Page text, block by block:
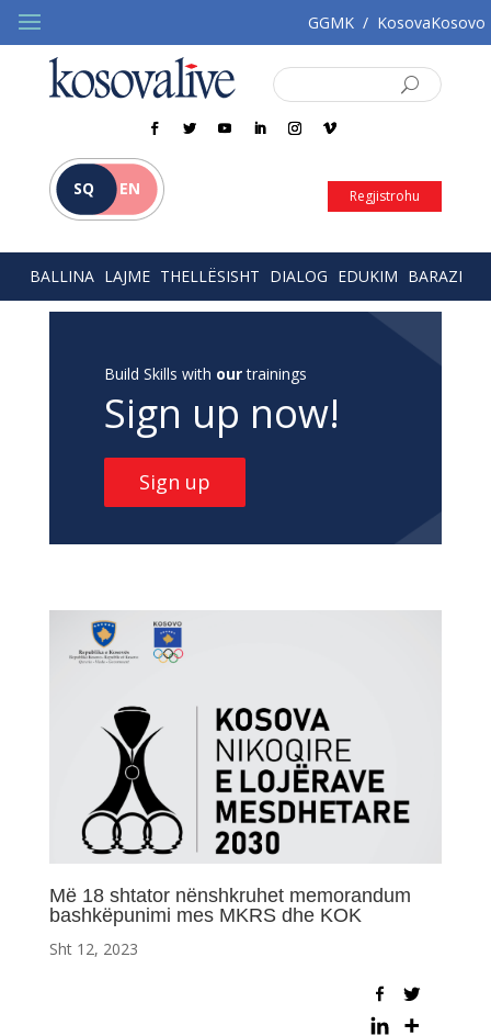
GGMK / KosovaKosovo
SQ EN Regjistrohu
BALLINA LAJME THELLËSISHT DIALOG EDUKIM BARAZI
Build Skills with ourtrainings
Sign up now!
Sign up
Më 18 shtator nënshkruhet memorandum
bashkëpunimi mes MKRS dhe KOK
Sht 12, 2023